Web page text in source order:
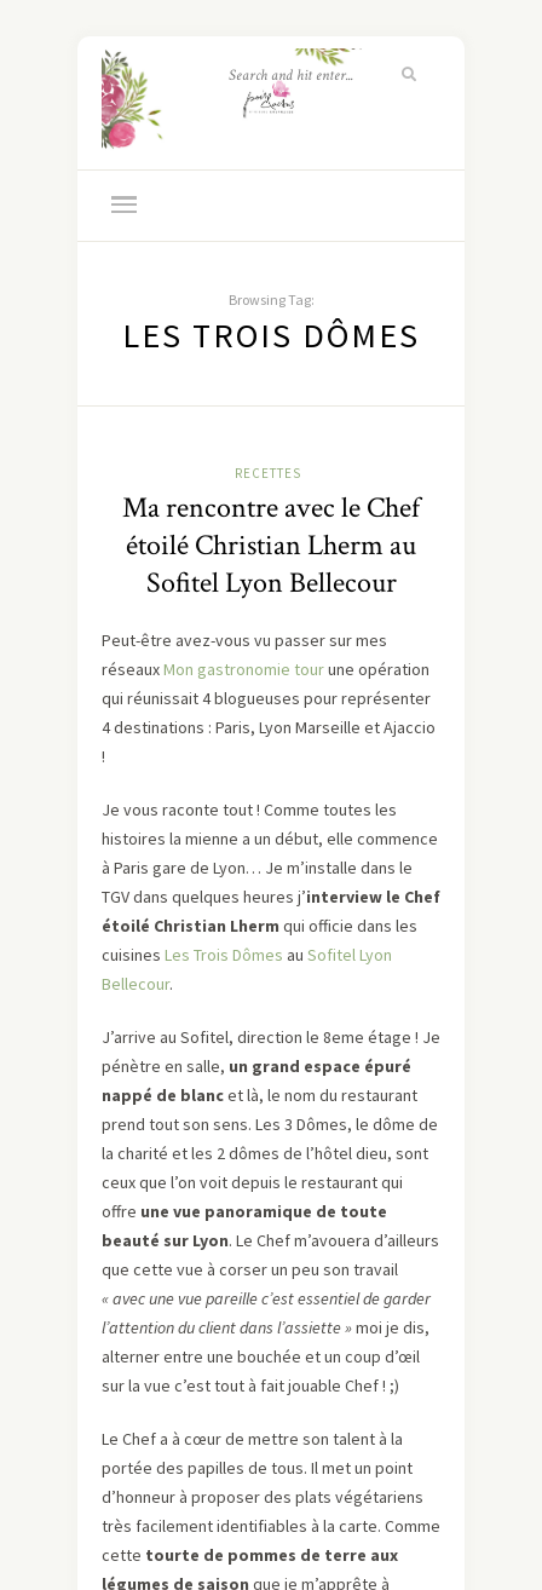
Browsing Tag:
LES TROIS DÔMES
RECETTES
Ma rencontre avec le Chef
étoilé Christian Lherm au
Sofitel Lyon Bellecour
Peut-être avez-vous vu passer sur mes
réseauxMon gastronomie tourune opération
qui réunissait 4 blogueuses pour représenter
4 destinations : Paris, Lyon Marseille et Ajaccio
!
Je vous raconte tout ! Comme toutes les
histoires la mienne a un début, elle commence
à Paris gare de Lyon… Je m’installe dans le
TGV dans quelques heures j’interview le Chef
étoilé Christian Lherm qui officie dans les
cuisines Les Trois Dômes au Sofitel Lyon
Bellecour.
J’arrive au Sofitel, direction le 8eme étage ! Je
pénètre en salle, un grand espace épuré
nappé de blancet là, le nom du restaurant
prend tout son sens. Les 3 Dômes, le dôme de
la charité et les 2 dômes de l’hôtel dieu, sont
ceux que l’on voit depuis le restaurant qui
offre une vue panoramique de toute
beauté sur Lyon. Le Chef m’avouera d’ailleurs
que cette vue à corser un peu son travail
« avec une vue pareille c’est essentiel de garder
l’attention du client dans l’assiette »moi je dis,
alterner entre une bouchée et un coup d’œil
sur la vue c’est tout à fait jouable Chef ! ;)
Le Chef a à cœur de mettre son talent à la
portée des papilles de tous. Il met un point
d’honneur à proposer des plats végétariens
très facilement identifiables à la carte. Comme
cette tourte de pommes de terre aux
légumes de saison que je m’apprête à